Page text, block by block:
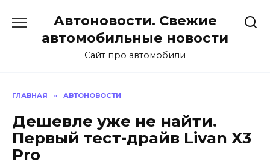
содержанию
Автоновости. Свежие
автомобильные новости
Сайт про автомобили
ГЛАВНАЯ » АВТОНОВОСТИ
Дешевле уже не найти.
Первый тест-драйв Livan X3
Pro